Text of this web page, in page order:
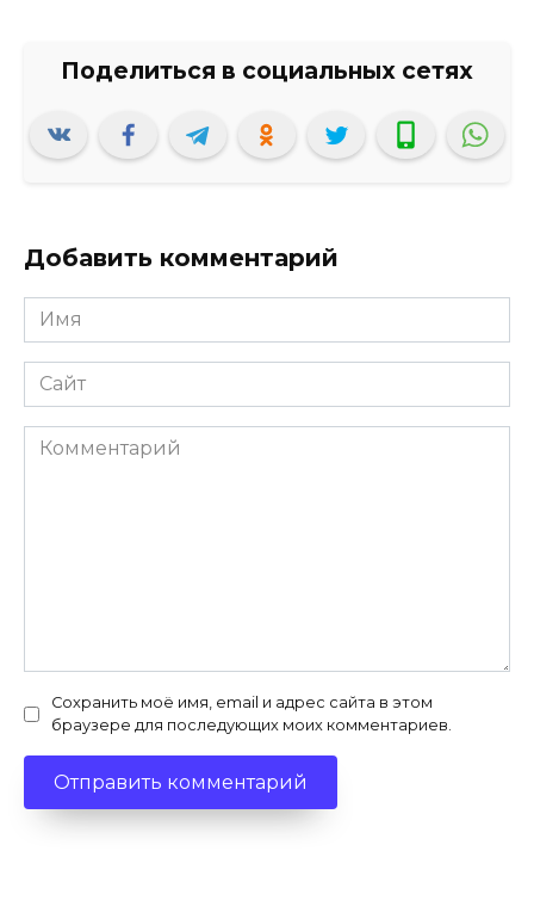
Добавить комментарий
Имя
*
Сайт
Комментарий
Сохранить моё имя, email и адрес сайта в этом
браузере для последующих моих комментариев.